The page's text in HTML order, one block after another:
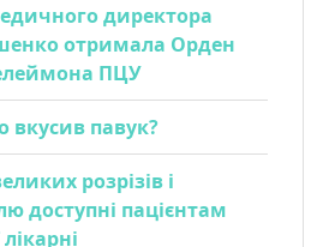
директора
отримала Орден
ПЦУ
вкусив павук?
розрізів і
доступні пацієнтам